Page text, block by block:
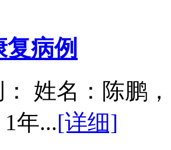
病例
姓名：陈鹏
年...[详细]